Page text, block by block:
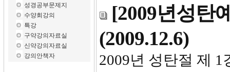
성경공부문제지
수양회강의
특강
구약강의자료실
신약강의자료실
강의안책자
[2009년성탄
(2009.12.6)
2009년 성탄절 제 1